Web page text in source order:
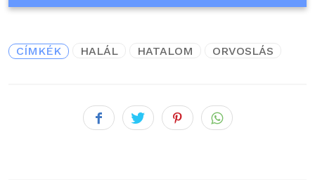
CÍMKÉK HALÁL HATALOM ORVOSLÁS